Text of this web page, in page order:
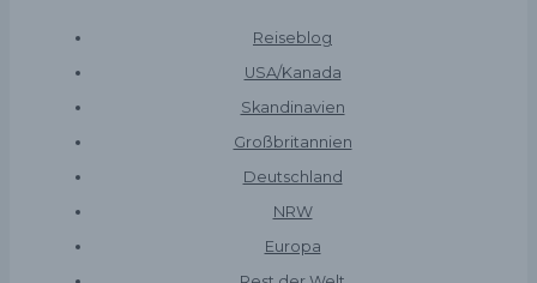
Reiseblog
USA/Kanada
Skandinavien
Großbritannien
Deutschland
NRW
Europa